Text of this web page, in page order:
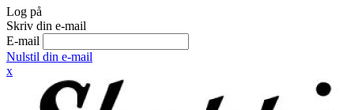
Log på
Skriv din e-mail
E-mail
Nulstil din e-mail
x